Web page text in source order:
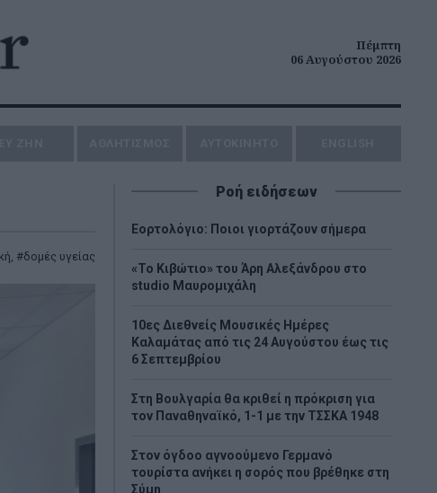
Πέμπτη
06 Αυγούστου 2026
, δομές υγείας
Ροή ειδήσεων
Εορτολόγιο: Ποιοι γιορτάζουν σήμερα
«Το Κιβώτιο» του Άρη Αλεξάνδρου στο
studio Μαυρομιχάλη
10ες Διεθνείς Μουσικές Ημέρες
Καλαμάτας από τις 24 Αυγούστου έως τις
6 Σεπτεμβρίου
Στη Βουλγαρία θα κριθεί η πρόκριση για
τον Παναθηναϊκό, 1-1 με την ΤΣΣΚΑ 1948
Στον όγδοο αγνοούμενο Γερμανό
τουρίστα ανήκει η σορός που βρέθηκε στη
Σύμη